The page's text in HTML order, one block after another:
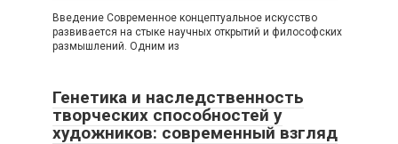
Введение Современное концептуальное искусство
развивается на стыке научных открытий и философских
размышлений. Одним из
Генетика и наследственность
творческих способностей у
художников: современный взгляд